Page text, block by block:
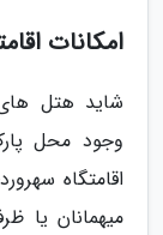
امکانات
شاید هتل
وجود محل
اقامتگاه